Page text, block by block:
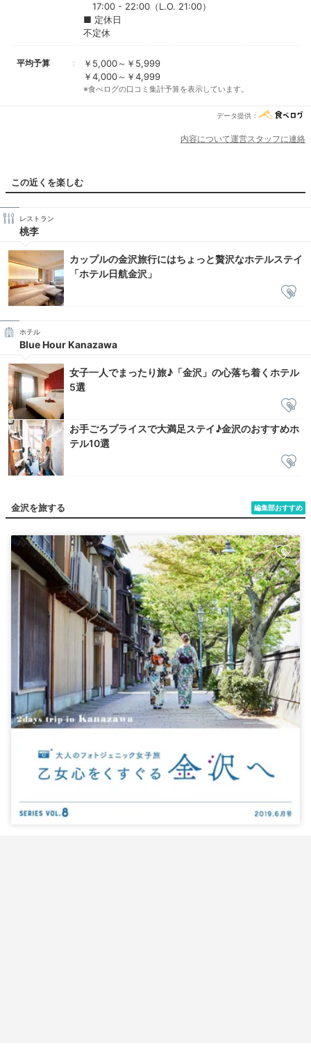
17:00 - 22:00（L.O. 21:00）
■ 定休日
不定休
平均予算
￥5,000～￥5,999
￥4,000～￥4,999
※食べログの口コミ集計予算を表示しています。
データ提供：
内容について運営スタッフに連絡
この近くを楽しむ
レストラン
桃李
カップルの金沢旅行にはちょっと贅沢なホテルステイ
「ホテル日航金沢」
ホテル
Blue Hour Kanazawa
女子一人でまったり旅♪「金沢」の心落ち着くホテル
5選
お手ごろプライスで大満足ステイ♪金沢のおすすめホ
テル10選
編集部おすすめ
金沢を旅する